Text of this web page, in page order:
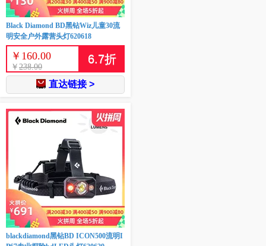
Black Diamond BD黑钻Wiz儿童30流
明安全户外露营头灯620618
￥ 160.00
￥ 238.00
6.7折
直达链接 >
blackdiamond黑钻BD ICON500流明I